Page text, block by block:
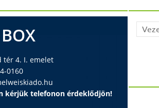
tér 4. I. emelet
0160
kérjük telefonon érdeklődjön!